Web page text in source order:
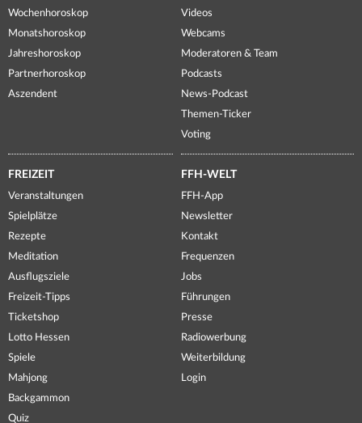
Wochenhoroskop
Monatshoroskop
Jahreshoroskop
Partnerhoroskop
Aszendent
Videos
Webcams
Moderatoren & Team
Podcasts
News-Podcast
Themen-Ticker
Voting
FREIZEIT
Veranstaltungen
Spielplätze
Rezepte
Meditation
Ausflugsziele
Freizeit-Tipps
Ticketshop
Lotto Hessen
Spiele
Mahjong
Backgammon
Quiz
FFH-WELT
FFH-App
Newsletter
Kontakt
Frequenzen
Jobs
Führungen
Presse
Radiowerbung
Weiterbildung
Login